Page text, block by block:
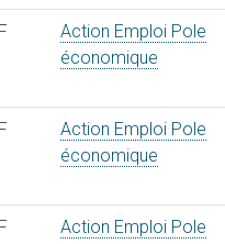
Action Emploi Pole
économique
Action Emploi Pole
économique
Action Emploi Pole